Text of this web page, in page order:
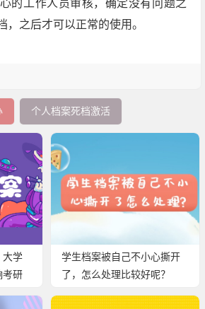
的工作人员审核，确定没有问题之
，之后才可以正常的使用。
个人档案死档激活
大学
考研
学生档案被自己不小心撕开
了，怎么处理比较好呢？